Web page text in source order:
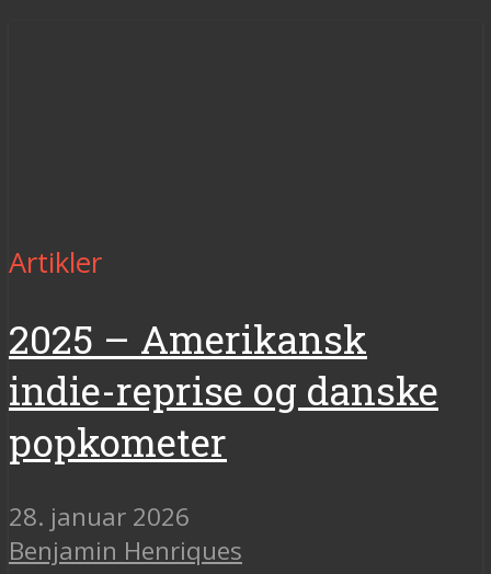
Artikler
2025 – Amerikansk
indie-reprise og danske
popkometer
28. januar 2026
Benjamin Henriques